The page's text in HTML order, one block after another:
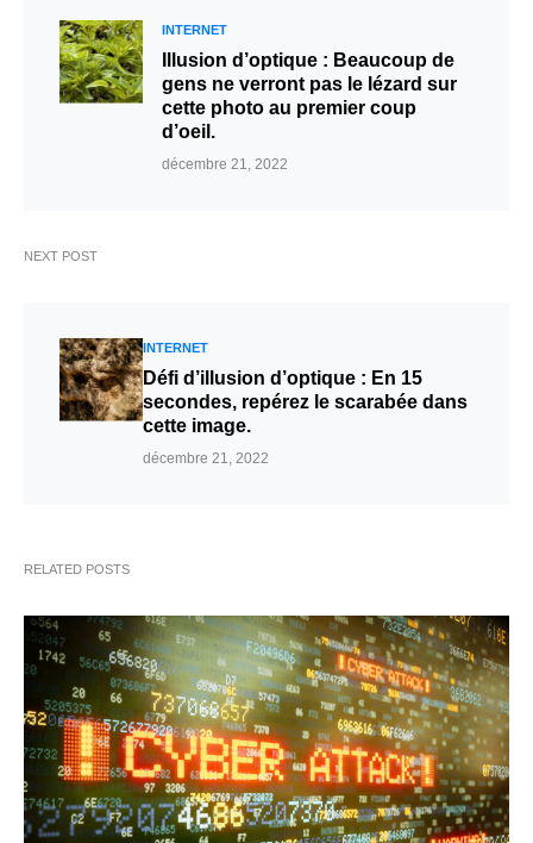
INTERNET
Illusion d’optique : Beaucoup de
gens ne verront pas le lézard sur
cette photo au premier coup
d’oeil.
décembre 21, 2022
NEXT POST
INTERNET
Défi d’illusion d’optique : En 15
secondes, repérez le scarabée dans
cette image.
décembre 21, 2022
RELATED POSTS